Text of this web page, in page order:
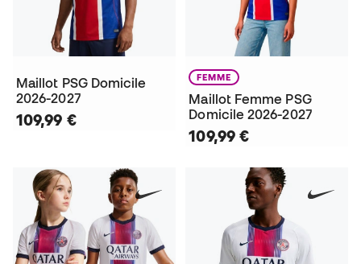
Maillot PSG Domicile
2026-2027
109,99 €
FEMME
Maillot Femme PSG
Domicile 2026-2027
109,99 €